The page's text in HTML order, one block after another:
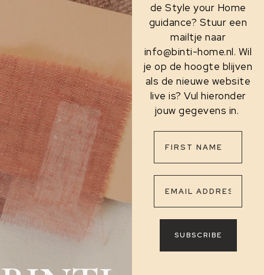
de Style your Home
guidance? Stuur een
mailtje naar
info@binti-home.nl. Wil
je op de hoogte blijven
als de nieuwe website
live is? Vul hieronder
jouw gegevens in.